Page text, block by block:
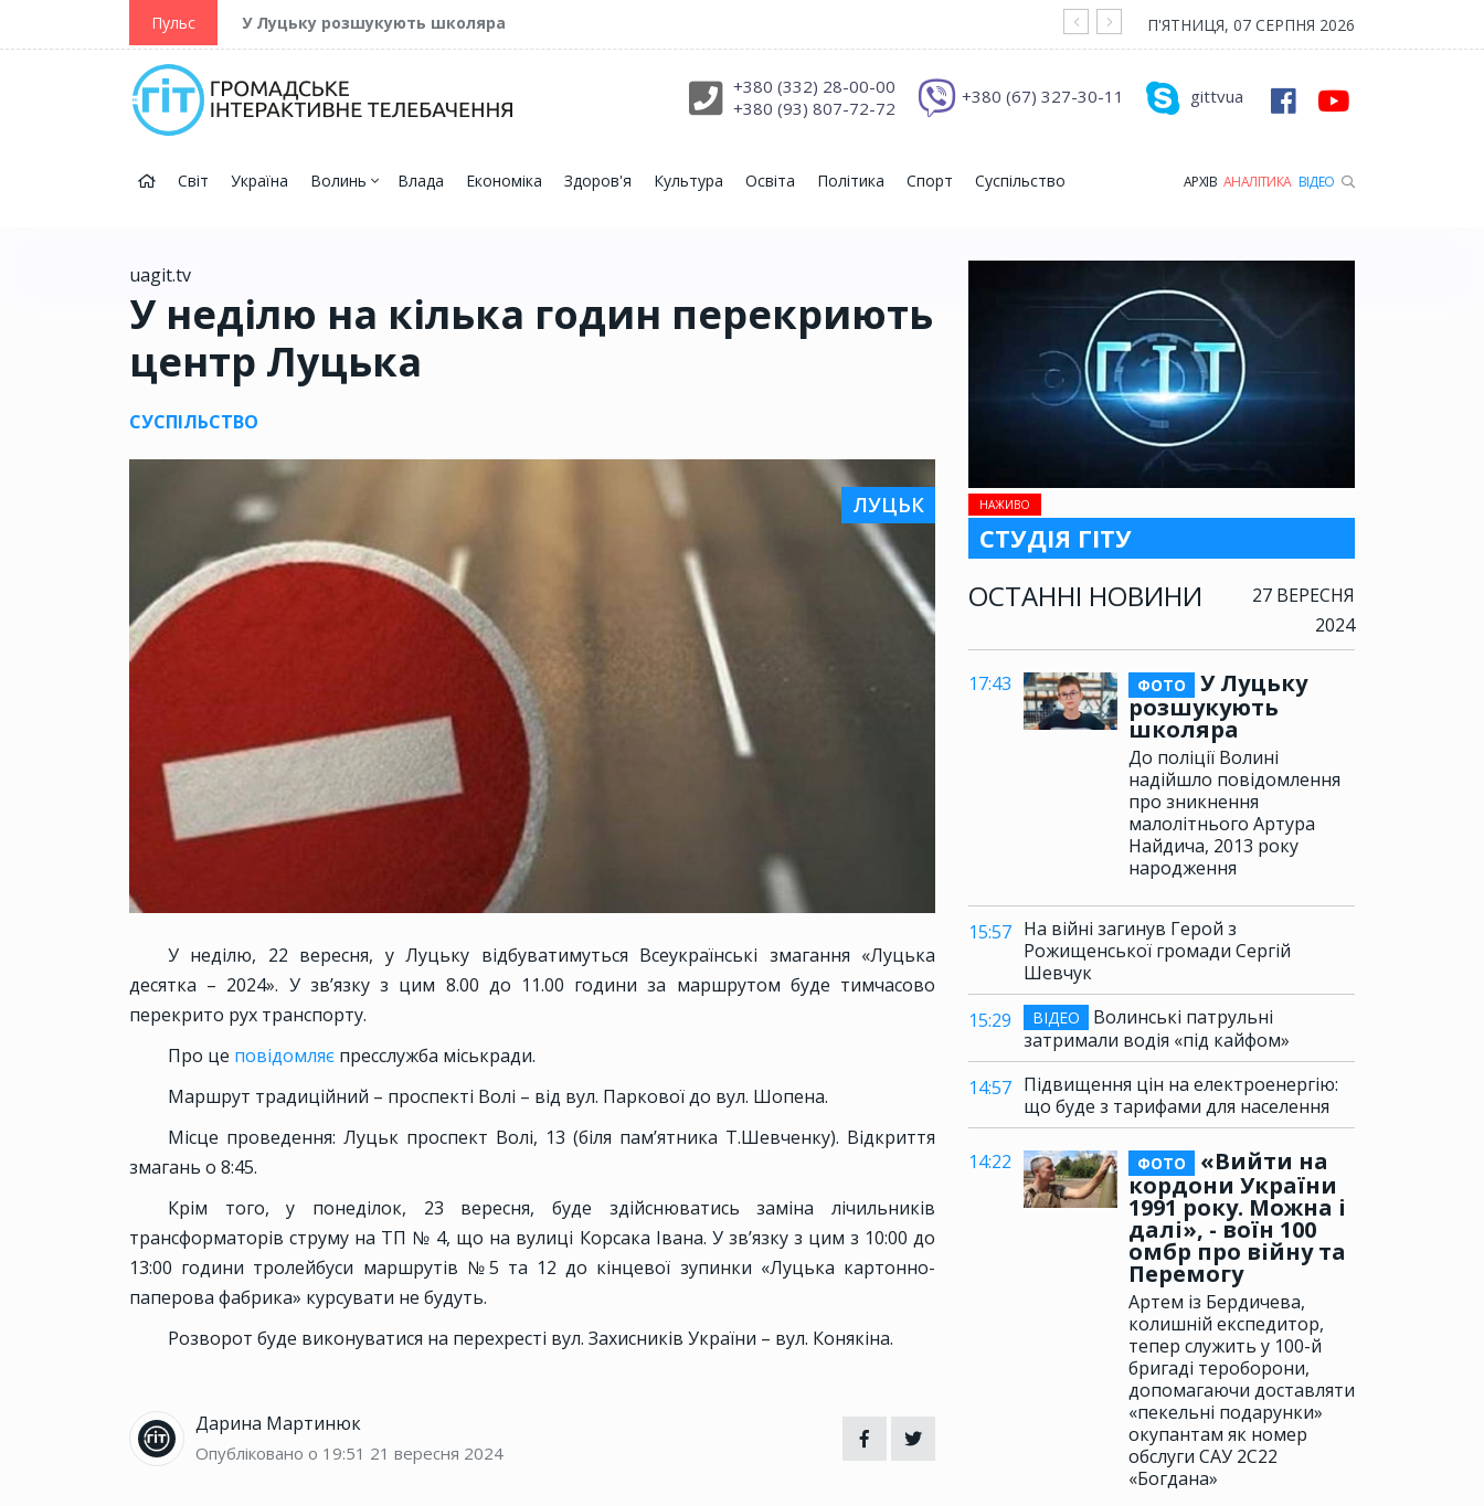
Пульс У Луцьку розшукують школяра На війні загинув Герой з Рожищенської
П'ЯТНИЦЯ, 07 СЕРПНЯ 2026
gittvua
+380 (67) 327-30-11
+380 (332) 28-00-00
+380 (93) 807-72-72
Світ Україна Волинь Влада Економіка Здоров'я Культура Освіта Політика Спорт Суспільство АРХІВ АНАЛІТИКА ВІДЕО
НАЖИВО
СТУДІЯ ГІТУ
ОСТАННІ НОВИНИ
27 ВЕРЕСНЯ
2024
17:43 ФОТО
У Луцьку
розшукують
школяра
До поліції Волині
надійшло повідомлення
про зникнення
малолітнього Артура
Найдича, 2013 року
народження
15:57 На війні загинув Герой з
Рожищенської громади Сергій
Шевчук
15:29
ВІДЕО
Волинські патрульні
затримали водія «під кайфом»
14:57 Підвищення цін на електроенергію:
що буде з тарифами для населення
14:22 ФОТО
«Вийти на
кордони України
1991 року. Можна і
далі», - воїн 100
омбр про війну та
Перемогу
Артем із Бердичева,
колишній експедитор,
тепер служить у 100-й
бригаді тероборони,
допомагаючи доставляти
«пекельні подарунки»
окупантам як номер
обслуги САУ 2С22
«Богдана»
uagit.tv
У неділю на кілька годин перекриють
центр Луцька
СУСПІЛЬСТВО
ЛУЦЬК
У неділю, 22 вересня, у Луцьку відбуватимуться Всеукраїнські змагання «Луцька
десятка – 2024». У зв’язку з цим 8.00 до 11.00 години за маршрутом буде тимчасово
перекрито рух транспорту.
Про це повідомляє пресслужба міськради.
Маршрут традиційний – проспекті Волі – від вул. Паркової до вул. Шопена.
Місце проведення: Луцьк проспект Волі, 13 (біля пам’ятника Т.Шевченку). Відкриття
змагань о 8:45.
Крім того, у понеділок, 23 вересня, буде здійснюватись заміна лічильників
трансформаторів струму на ТП № 4, що на вулиці Корсака Івана. У зв’язку з цим з 10:00 до
13:00 години тролейбуси маршрутів №5 та 12 до кінцевої зупинки «Луцька картонно-
паперова фабрика» курсувати не будуть.
Розворот буде виконуватися на перехресті вул. Захисників України – вул. Конякіна.
Дарина Мартинюк
Опубліковано о 19:51 21 вересня 2024